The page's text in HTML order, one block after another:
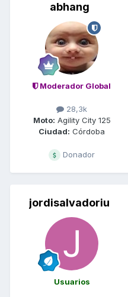
abhang
Moderador Global
28,3k
Moto: Agility City 125
Ciudad: Córdoba
Donador
jordisalvadoriu
Usuarios